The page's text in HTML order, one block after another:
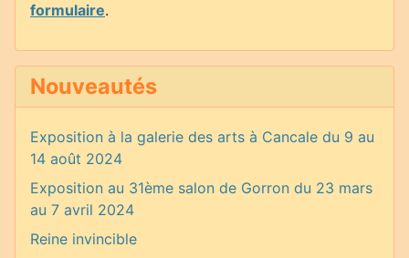
formulaire.
Nouveautés
Exposition à la galerie des arts à Cancale du 9 au
14 août 2024
Exposition au 31ème salon de Gorron du 23 mars
au 7 avril 2024
Reine invincible